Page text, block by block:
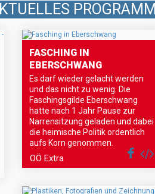
PROGRAMM
FASCHING IN
EBERSCHWANG
Es darf wieder gelacht werden
und das nicht zu wenig. Die
Faschingsgilde Eberschwang
hatte nach 1 Jahr Pause zur
Narrensitzung geladen und dabei
die heimische Politik ordentlich
aufs Korn genommen.
OÖ Extra